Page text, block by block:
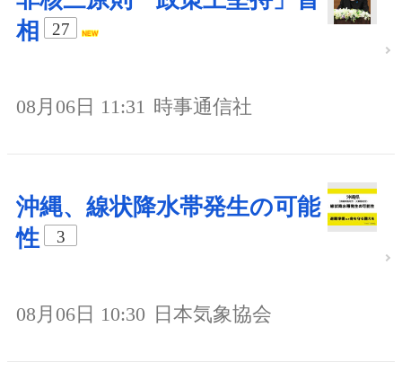
相
27
08月06日 11:31 時事通信社
沖縄、線状降水帯発生の可能
性
3
08月06日 10:30 日本気象協会